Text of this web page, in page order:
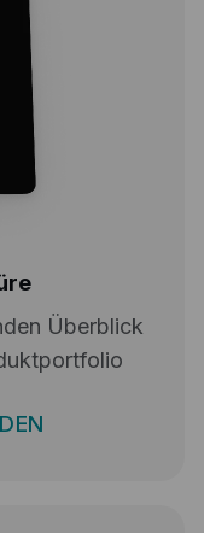
Überblick